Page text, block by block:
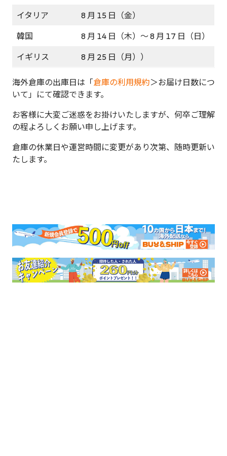
イタリア 8 月 15 日（金）
韓国 8 月 14 日（木）〜 8 月 17 日（日）
イギリス 8 月 25 日（月））
海外倉庫の出庫日は「倉庫の利用規約＞お届け日数につ
いて」にて確認できます。
お客様に大変ご迷惑をお掛けいたしますが、何卒ご理解
の程よろしくお願い申し上げます。
倉庫の休業日や運営時間に変更があり次第、随時更新い
たします。